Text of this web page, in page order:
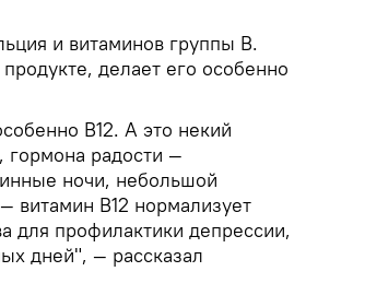
и витаминов группы B.
делает его особенно
B12. А это некий
гормона радости —
ночи, небольшой
витамин B12 нормализует
для профилактики депрессии,
дней", — рассказал